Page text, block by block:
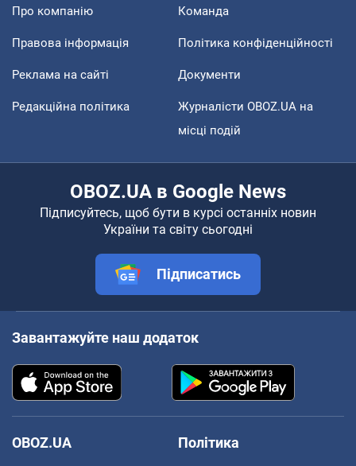
Про компанію Команда
Правова інформація Політика конфіденційності
Реклама на сайті Документи
Редакційна політика
Журналісти OBOZ.UA на
місці подій
OBOZ.UA в Google News
Підписуйтесь, щоб бути в курсі останніх новин
України та світу сьогодні
Підписатись
Завантажуйте наш додаток
OBOZ.UA
Політика